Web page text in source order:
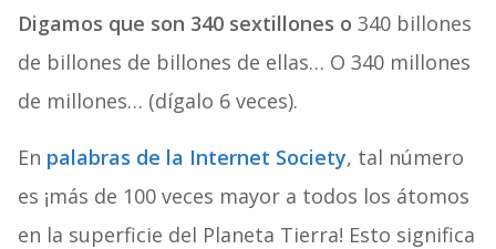
Digamos que son 340 sextillones o 340 billones
de billones de billones de ellas… O 340 millones
de millones… (dígalo 6 veces).
En palabras de la Internet Society, tal número
es ¡más de 100 veces mayor a todos los átomos
en la superficie del Planeta Tierra! Esto significa